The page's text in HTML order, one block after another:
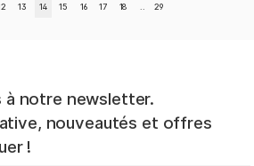
13 14 15 16 17 18 29
à notre newsletter.
nouveautés et offres
!